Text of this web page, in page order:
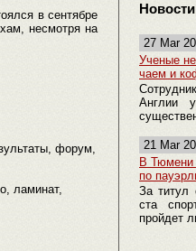
в сентябре
несмотря на
форум,
ламинат,
27 Mar
Ученые
чаем и
Англии
21 Mar
В Тюмени
по
За титул
ста
пройдет